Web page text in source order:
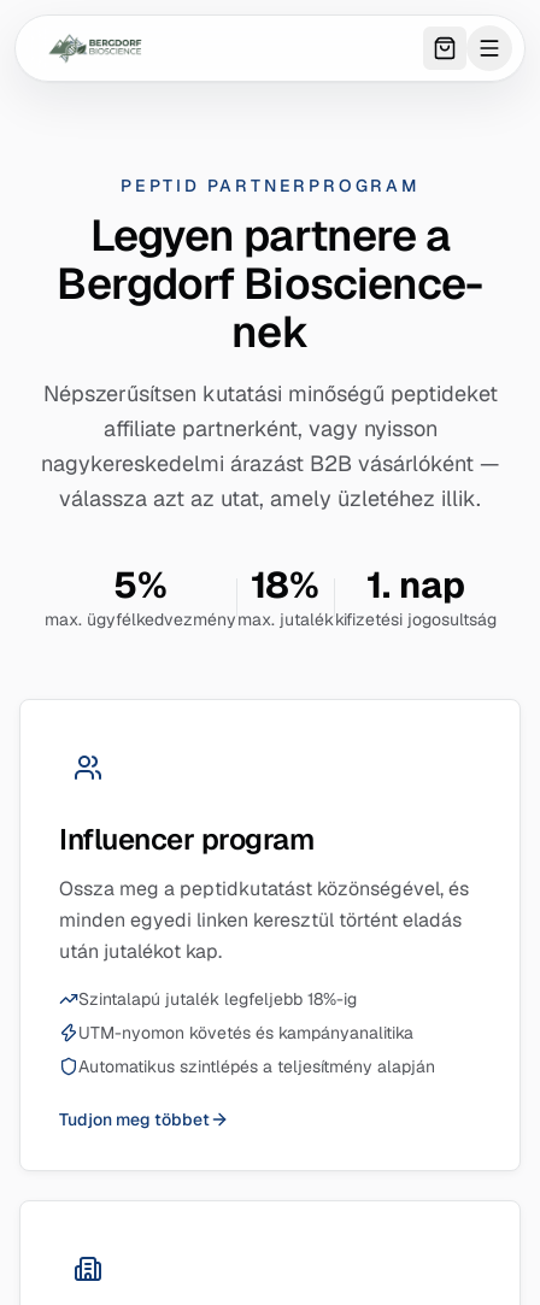
0 item
PEPTID PARTNERPROGRAM
Legyen partnere a
Bergdorf Bioscience-
nek
Népszerűsítsen kutatási minőségű peptideket
affiliate partnerként, vagy nyisson
nagykereskedelmi árazást B2B vásárlóként —
válassza azt az utat, amely üzletéhez illik.
5%
max. ügyfélkedvezmény
18%
max. jutalék
1. nap
kifizetési jogosultság
Influencer program
Ossza meg a peptidkutatást közönségével, és
minden egyedi linken keresztül történt eladás
után jutalékot kap.
Szintalapú jutalék legfeljebb 18%-ig
UTM-nyomon követés és kampányanalitika
Automatikus szintlépés a teljesítmény alapján
Tudjon meg többet